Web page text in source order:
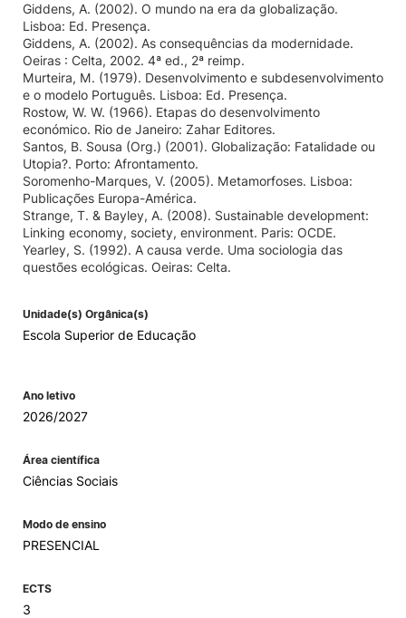
Giddens, A. (2002). O mundo na era da globalização.
Lisboa: Ed. Presença.
Giddens, A. (2002). As consequências da modernidade.
Oeiras : Celta, 2002. 4ª ed., 2ª reimp.
Murteira, M. (1979). Desenvolvimento e subdesenvolvimento
e o modelo Português. Lisboa: Ed. Presença.
Rostow, W. W. (1966). Etapas do desenvolvimento
económico. Rio de Janeiro: Zahar Editores.
Santos, B. Sousa (Org.) (2001). Globalização: Fatalidade ou
Utopia?. Porto: Afrontamento.
Soromenho-Marques, V. (2005). Metamorfoses. Lisboa:
Publicações Europa-América.
Strange, T. & Bayley, A. (2008). Sustainable development:
Linking economy, society, environment. Paris: OCDE.
Yearley, S. (1992). A causa verde. Uma sociologia das
questões ecológicas. Oeiras: Celta.
Unidade(s) Orgânica(s)
Escola Superior de Educação
Ano letivo
2026/2027
Área científica
Ciências Sociais
Modo de ensino
PRESENCIAL
ECTS
3